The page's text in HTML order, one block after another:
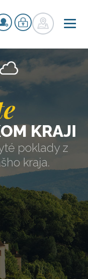
KRAJI
poklady z
kraja.